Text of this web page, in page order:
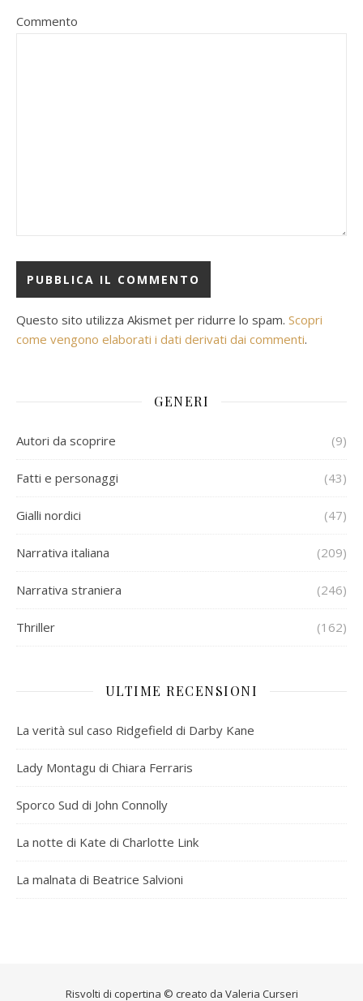
Commento
Questo sito utilizza Akismet per ridurre lo spam. Scopri
come vengono elaborati i dati derivati dai commenti.
GENERI
Autori da scoprire (9)
Fatti e personaggi (43)
Gialli nordici (47)
Narrativa italiana (209)
Narrativa straniera (246)
Thriller (162)
ULTIME RECENSIONI
La verità sul caso Ridgefield di Darby Kane
Lady Montagu di Chiara Ferraris
Sporco Sud di John Connolly
La notte di Kate di Charlotte Link
La malnata di Beatrice Salvioni
Risvolti di copertina © creato da Valeria Curseri